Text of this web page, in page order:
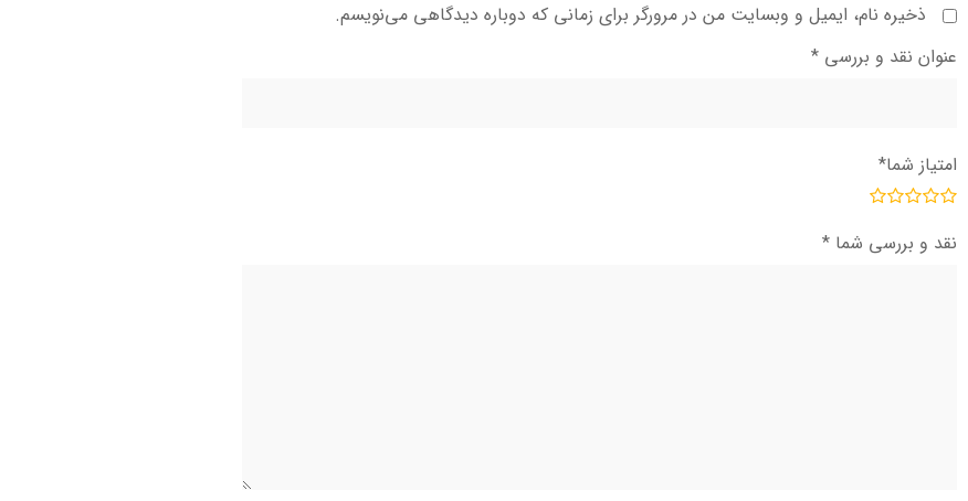
ذخیره نام، ایمیل و وبسایت من در مرورگر برای زمانی که دوباره دیدگاهی می‌نویسم.
عنوان نقد و بررسی *
امتیاز شما*
نقد و بررسی شما *